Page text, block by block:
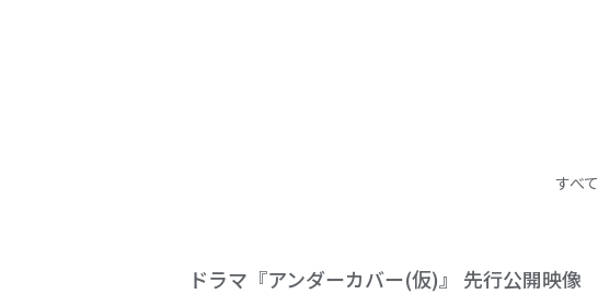
すべて
ドラマ『アンダーカバー(仮)』 先行公開映像